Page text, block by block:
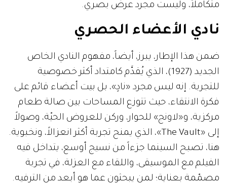
متكاملاً، وليست مجرد عرض بصري.
نادي الأعضاء الحصري
ضمن هذا الإطار، يبرز، أيضاً، مفهوم النادي الخاص
الجديد (1927)، الذي يُقدَّم كامتداد أكثر خصوصية
للتجربة. إنه ليس مجرد «نادٍ»، بل بيت أعضاء قائم على
فكرة الانتقاء، حيث تتوزع المساحات بين صالة طعام
مركزية، و«لاونج» للحوار، وركن للعروض الحيّة، وصولاً
إلى «The Vault»، الذي يمنح تجربة أكثر انعزالاً، ونخبوية.
هنا، تصبح السينما جزءاً من نسيج أوسع، يتداخل فيه
الفيلم مع الموسيقى، واللقاء مع العزلة، في تجربة
مصمّمة بعناية؛ لمن يبحثون عما هو أبعد من الترفيه.